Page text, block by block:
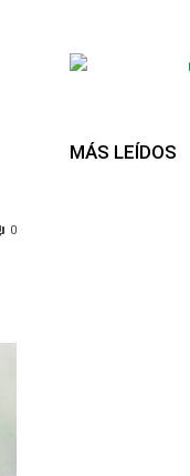
0
MÁS LEÍDOS